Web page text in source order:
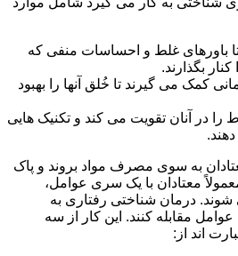
باورهای غلط و احساسات منفی که
بگذارند.
کمک می گیرند تا خُلق آنها را بهبود
را در آنان تقویت می کند و تکنیک هایی
به سوی مصرف مواد بروند و پاک
معتادان با یک سری عوامل،
درمان شناختی رفتاری به
مقابله کنند. این کار از سه
اند از: